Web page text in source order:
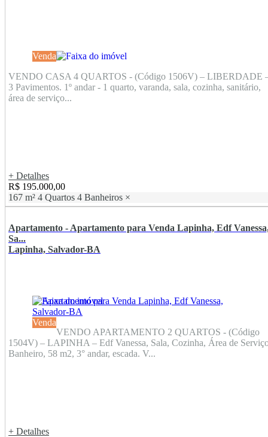
Venda
VENDO CASA 4 QUARTOS - (Código 1506V) – LIBERDADE
3 Pavimentos. 1º andar - 1 quarto, varanda, sala, cozinha, sanitário,
área de serviço...
+ Detalhes
R$ 195.000,00
167 m² 4 Quartos 4 Banheiros ×
Apartamento - Apartamento para Venda Lapinha, Edf
Sa...
Lapinha, Salvador-BA
Venda
VENDO APARTAMENTO 2 QUARTOS - (Código
1504V) – LAPINHA – Edf Vanessa, Sala, Cozinha, Área de
Banheiro, 58 m2, 3° andar, escada. V...
+ Detalhes